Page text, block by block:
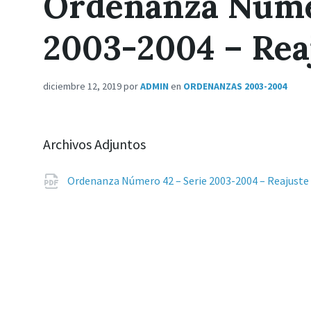
2003-2004 –
diciembre 12, 2019porADMIN en ORDENANZAS 2003-2004
Archivos Adjuntos
Ordenanza Número 42 – Serie 2003-2004 –